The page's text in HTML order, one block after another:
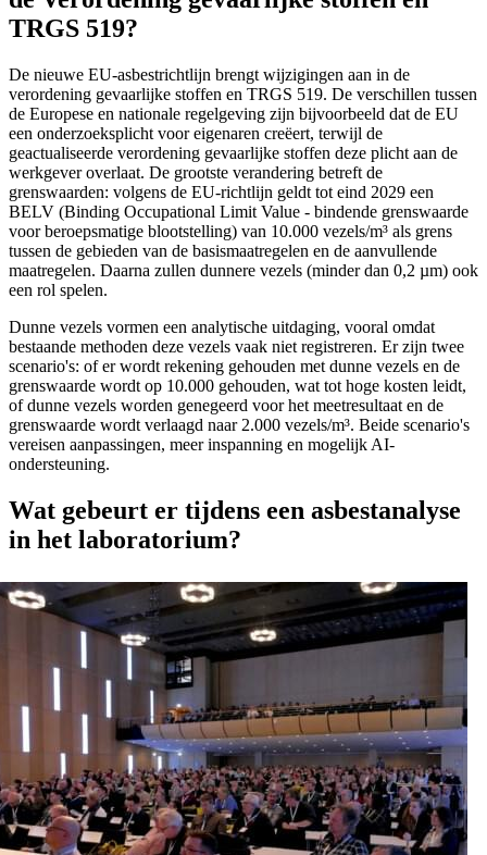
TRGS 519?
De nieuwe EU-asbestrichtlijn brengt wijzigingen aan in de
verordening gevaarlijke stoffen en TRGS 519. De verschillen tussen
de Europese en nationale regelgeving zijn bijvoorbeeld dat de EU
een onderzoeksplicht voor eigenaren creëert, terwijl de
geactualiseerde verordening gevaarlijke stoffen deze plicht aan de
werkgever overlaat. De grootste verandering betreft de
grenswaarden: volgens de EU-richtlijn geldt tot eind 2029 een
BELV (Binding Occupational Limit Value - bindende grenswaarde
voor beroepsmatige blootstelling) van 10.000 vezels/m³ als grens
tussen de gebieden van de basismaatregelen en de aanvullende
maatregelen. Daarna zullen dunnere vezels (minder dan 0,2 µm) ook
een rol spelen.
Dunne vezels vormen een analytische uitdaging, vooral omdat
bestaande methoden deze vezels vaak niet registreren. Er zijn twee
scenario's: of er wordt rekening gehouden met dunne vezels en de
grenswaarde wordt op 10.000 gehouden, wat tot hoge kosten leidt,
of dunne vezels worden genegeerd voor het meetresultaat en de
grenswaarde wordt verlaagd naar 2.000 vezels/m³. Beide scenario's
vereisen aanpassingen, meer inspanning en mogelijk AI-
ondersteuning.
Wat gebeurt er tijdens een asbestanalyse
in het laboratorium?